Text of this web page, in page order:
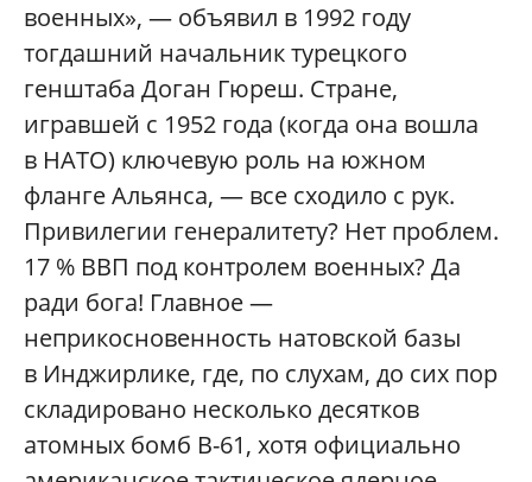
военных», — объявил в 1992 году
тогдашний начальник турецкого
генштаба Доган Гюреш. Стране,
игравшей с 1952 года (когда она вошла
в НАТО) ключевую роль на южном
фланге Альянса, — все сходило с рук.
Привилегии генералитету? Нет проблем.
17 % ВВП под контролем военных? Да
ради бога! Главное —
неприкосновенность натовской базы
в Инджирлике, где, по слухам, до сих пор
складировано несколько десятков
атомных бомб B-61, хотя официально